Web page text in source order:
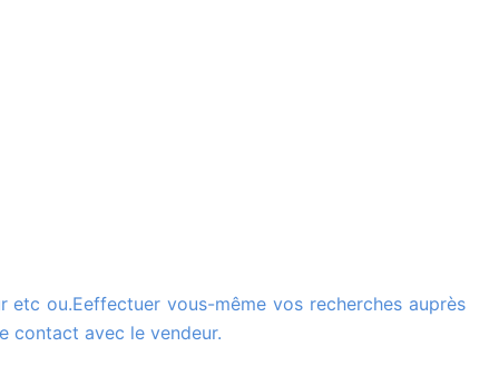
contact avec le vendeur.